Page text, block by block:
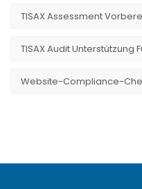
TISAX Assessment
TISAX Audit Unterstützung
Website-Compliance-